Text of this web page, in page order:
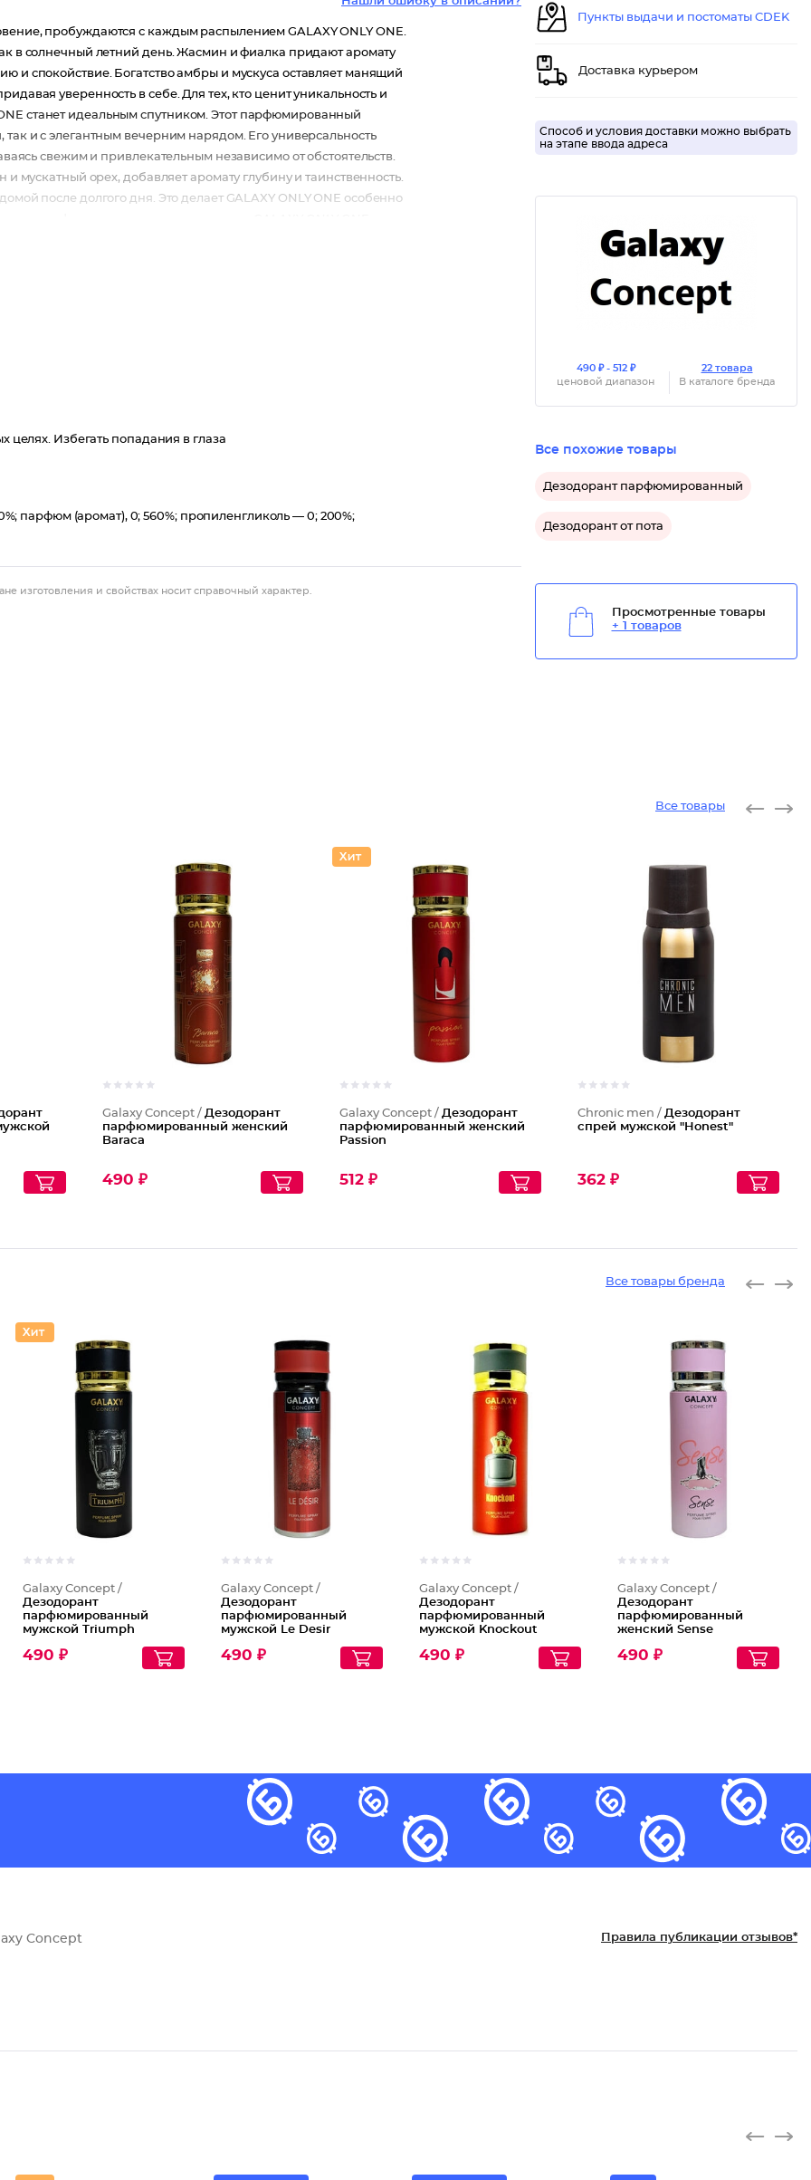
пробуждаются с каждым распылением GALAXY ONLY ONE.
в солнечный летний день. Жасмин и фиалка придают аромату
и спокойствие. Богатство амбры и мускуса оставляет манящий
уверенность в себе. Для тех, кто ценит уникальность и
станет идеальным спутником. Этот парфюмированный
и с элегантным вечерним нарядом. Его универсальность
свежим и привлекательным независимо от обстоятельств.
мускатный орех, добавляет аромату глубину и таинственность.
после долгого дня. Это делает GALAXY ONLY ONE особенно
спутник, который сопровождает вас в каждом мгновении и
целях. Избегать попадания в глаза
парфюм (аромат), 0; 560%; пропиленгликоль — 0; 200%;
изготовления и свойствах носит справочный характер.
Пункты выдачи и постоматы CDEK
Доставка курьером
Способ и условия доставки можно выбрать
на этапе ввода адреса
490 ₽ - 512 ₽
ценовой диапазон
22 товара
В каталоге бренда
Все похожие товары
Дезодорант парфюмированный
Дезодорант от пота
Просмотренные товары
+ 1 товаров
Все товары
Galaxy Concept / Дезодорант
парфюмированный женский
Baraca
490 ₽
Galaxy Concept /Дезодорант
парфюмированный женский
Passion
512 ₽
Chronic men /Дезодорант
спрей мужской "Honest"
362 ₽
Все товары бренда
Galaxy Concept /
Дезодорант
парфюмированный
мужской Triumph
490 ₽
Galaxy Concept /
Дезодорант
парфюмированный
мужской Le Desir
490 ₽
Galaxy Concept /
Дезодорант
парфюмированный
мужской Knockout
490 ₽
Galaxy Concept /
Дезодорант
парфюмированный
женский Sense
490 ₽
Concept Правила публикации отзывов*